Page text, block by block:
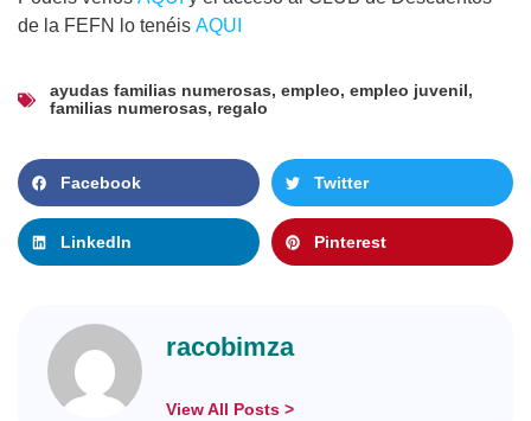
de la FEFN lo tenéis AQUI
ayudas familias numerosas, empleo, empleo juvenil,
familias numerosas, regalo
Facebook Twitter
LinkedIn Pinterest
racobimza
View All Posts >